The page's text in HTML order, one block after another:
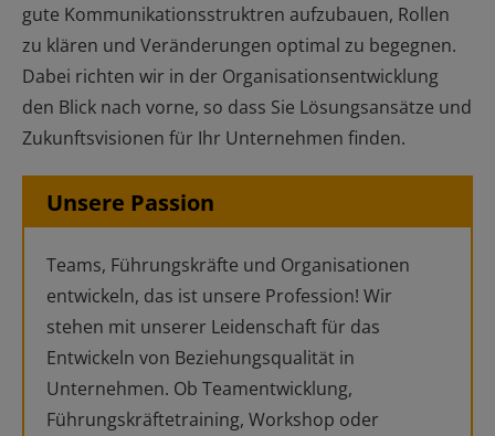
gute Kommunikationsstruktren aufzubauen, Rollen
zu klären und Veränderungen optimal zu begegnen.
Dabei richten wir in der Organisationsentwicklung
den Blick nach vorne, so dass Sie Lösungsansätze und
Zukunftsvisionen für Ihr Unternehmen finden.
Unsere Passion
Teams, Führungskräfte und Organisationen
entwickeln, das ist unsere Profession! Wir
stehen mit unserer Leidenschaft für das
Entwickeln von Beziehungsqualität in
Unternehmen. Ob Teamentwicklung,
Führungskräftetraining, Workshop oder